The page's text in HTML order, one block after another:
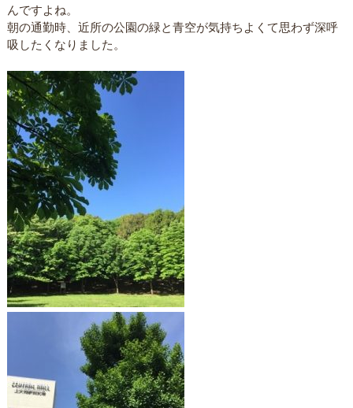
んですよね。
朝の通勤時、近所の公園の緑と青空が気持ちよくて思わず深呼
吸したくなりました。